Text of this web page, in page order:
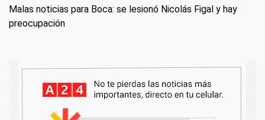
Malas noticias para Boca: se lesionó Nicolás Figal y hay
preocupación